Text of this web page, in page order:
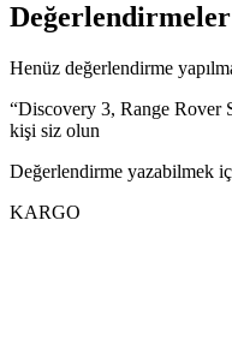
Değerlendirmeler
Henüz değerlendirme
“Discovery 3, Range Rover
kişi siz olun
Değerlendirme yazabilmek
KARGO